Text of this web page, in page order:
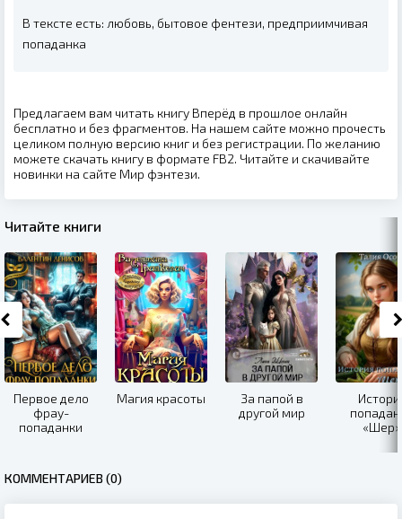
В тексте есть: любовь, бытовое фентези, предприимчивая
попаданка
Предлагаем вам читать книгу Вперёд в прошлое онлайн
бесплатно и без фрагментов. На нашем сайте можно прочесть
целиком полную версию книг и без регистрации. По желанию
можете скачать книгу в формате FB2. Читайте и скачивайте
новинки на сайте Мир фэнтези.
Читайте книги
Первое дело
фрау-
попаданки
Магия красоты
За папой в
другой мир
«Шер»
КОММЕНТАРИЕВ (0)